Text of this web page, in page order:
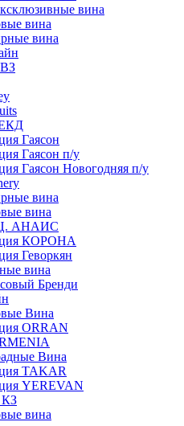
вина
вина
вина
Гаясон
Гаясон п/у
Гаясон Новогодняя п/у
вина
вина
АНАИС
КОРОНА
Геворкян
вина
Бренди
Вина
ORRAN
Вина
TAKAR
YEREVAN
КЗ
вина